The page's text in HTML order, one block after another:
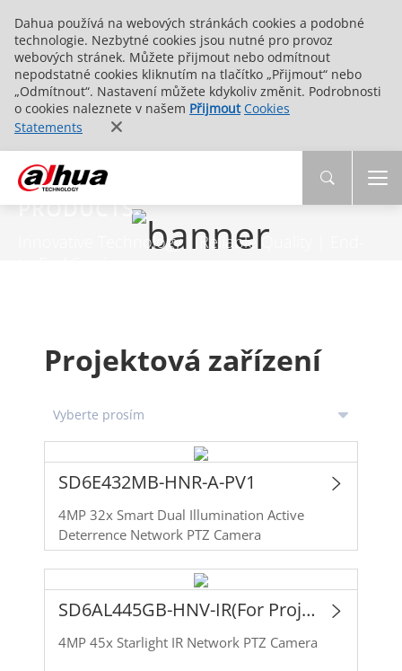
Dahua používá na webových stránkách cookies a podobné
technologie. Nezbytné cookies jsou nutné pro provoz
webových stránek. Můžete přijmout nebo odmítnout
nepodstatné cookies kliknutím na tlačítko „Přijmout“ nebo
„Odmítnout“. Nastavení můžete kdykoliv změnit. Podrobnosti
o cookies naleznete v našem Přijmout Cookies
Statements
PRODUCTS
Innovative Technology | Reliable Quality | End-
Projektová zařízení
SD6E432MB-HNR-A-PV1
4MP 32x Smart Dual Illumination Active
Deterrence Network PTZ Camera
SD6AL445GB-HNV-IR(For Project)
4MP 45x Starlight IR Network PTZ Camera